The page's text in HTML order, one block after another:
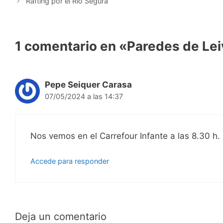
1 comentario en «Paredes de
Pepe Seiquer Carasa
07/05/2024 a las 14:37
Nos vemos en el Carrefour Infante a las 8.30 h.
Accede para responder
Deja un comentario